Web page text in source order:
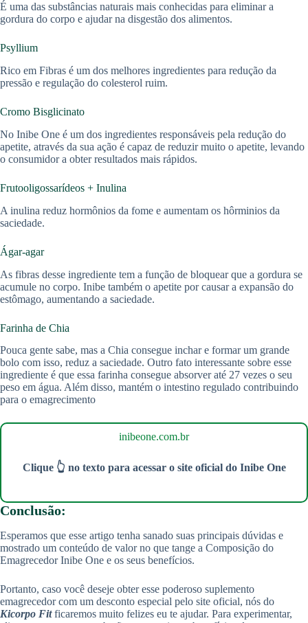
É uma das substâncias naturais mais conhecidas para eliminar a
gordura do corpo e ajudar na disgestão dos alimentos.
Psyllium
Rico em Fibras é um dos melhores ingredientes para redução da
pressão e regulação do colesterol ruim.
Cromo Bisglicinato
No Inibe One é um dos ingredientes responsáveis pela redução do
apetite, através da sua ação é capaz de reduzir muito o apetite, levando
o consumidor a obter resultados mais rápidos.
Frutooligossarídeos + Inulina
A inulina reduz hormônios da fome e aumentam os hôrminios da
saciedade.
Ágar-agar
As fibras desse ingrediente tem a função de bloquear que a gordura se
acumule no corpo. Inibe também o apetite por causar a expansão do
estômago, aumentando a saciedade.
Farinha de Chia
Pouca gente sabe, mas a Chia consegue inchar e formar um grande
bolo com isso, reduz a saciedade. Outro fato interessante sobre esse
ingrediente é que essa farinha consegue absorver até 27 vezes o seu
peso em água. Além disso, mantém o intestino regulado contribuindo
para o emagrecimento
inibeone.com.br
Clique 👆 no texto para acessar o site oficial do Inibe One
Conclusão:
Esperamos que esse artigo tenha sanado suas principais dúvidas e
mostrado um conteúdo de valor no que tange a Composição do
Emagrecedor Inibe One e os seus benefícios.
Portanto, caso você deseje obter esse poderoso suplemento
emagrecedor com um desconto especial pelo site oficial, nós do
Kicorpo Fitficaremos muito felizes eu te ajudar. Para experimentar,